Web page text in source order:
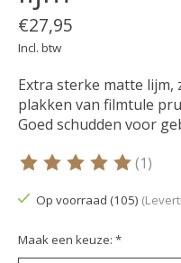
€27,95
Incl. btw
Extra sterke matte
plakken van filmtule
Goed schudden voor
De beoordeling van dit
(1)
Op voorraad (105)
Maak een keuze: *